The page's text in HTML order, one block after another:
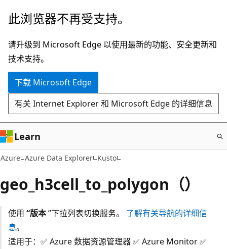
跳
主
要
内
此浏览器不再受支持。
请升级到 Microsoft Edge 以使用最新的功能、安全更新和
技术支持。
下载 Microsoft Edge
有关 Internet Explorer 和 Microsoft Edge 的详细信息
Learn
Azure Azure Data Explorer Kusto
geo_h3cell_to_polygon（）
使用 “版本”下拉列表切换服务。 了解有关导航的详细信
息。
适用于：✅ Azure 数据资源管理器 ✅ Azure Monitor ✅